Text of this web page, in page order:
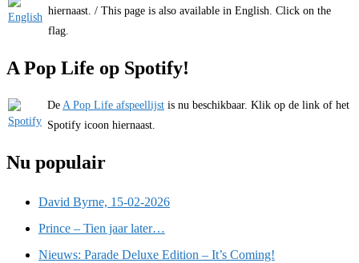
hiernaast. / This page is also available in English. Click on the
flag.
A Pop Life op Spotify!
De A Pop Life afspeellijst is nu beschikbaar. Klik op de link of het
Spotify icoon hiernaast.
Nu populair
David Byrne, 15-02-2026
Prince – Tien jaar later…
Nieuws: Parade Deluxe Edition – It’s Coming!